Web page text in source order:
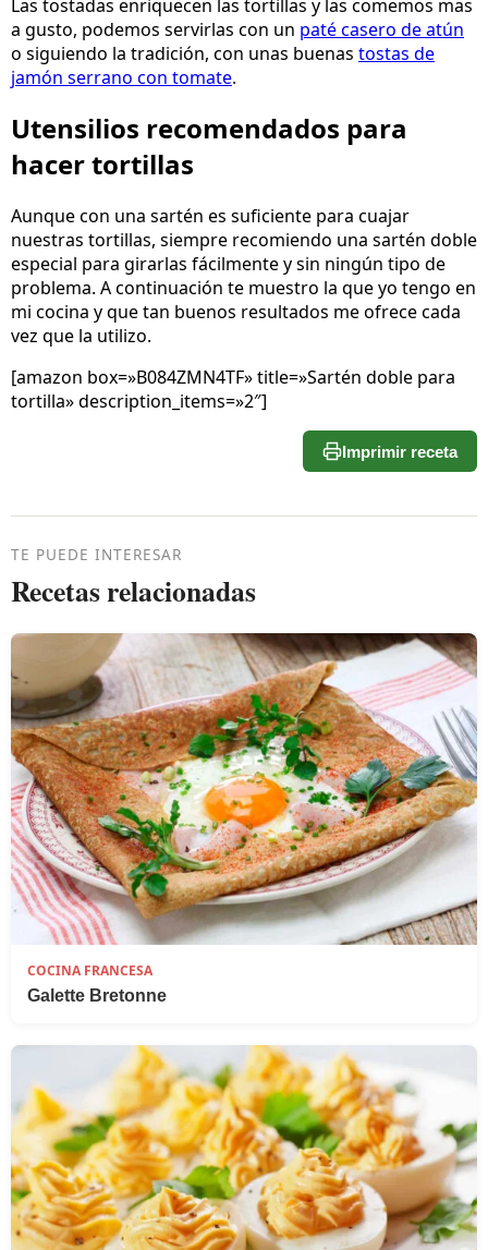
Las tostadas enriquecen las tortillas y las comemos mas
a gusto, podemos servirlas con un paté casero de atún
o siguiendo la tradición, con unas buenas tostas de
jamón serrano con tomate.
Utensilios recomendados para
hacer tortillas
Aunque con una sartén es suficiente para cuajar
nuestras tortillas, siempre recomiendo una sartén doble
especial para girarlas fácilmente y sin ningún tipo de
problema. A continuación te muestro la que yo tengo en
mi cocina y que tan buenos resultados me ofrece cada
vez que la utilizo.
[amazon box=»B084ZMN4TF» title=»Sartén doble para
tortilla» description_items=»2″]
Imprimir receta
TE PUEDE INTERESAR
Recetas relacionadas
COCINA FRANCESA
Galette Bretonne